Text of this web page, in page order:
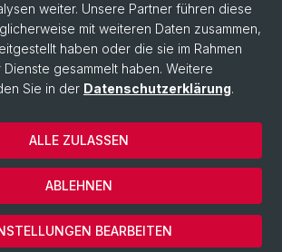
Wirtschaft und Politik
weiter. Unsere Partner führen diese
mit weiteren Daten zusammen,
haben oder die sie im Rahmen
gesammelt haben. Weitere
Sie in der Datenschutzerklärung.
BEARBEITEN
ABLEHNEN
ALLE ZULASSEN